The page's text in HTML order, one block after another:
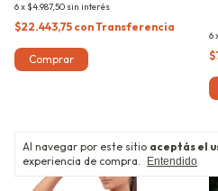
Al navegar por este sitio aceptás el
experiencia de compra.
Entendido
6x $4.987,50 sin interés
$22.443,75 conTransferencia
Comprar
6